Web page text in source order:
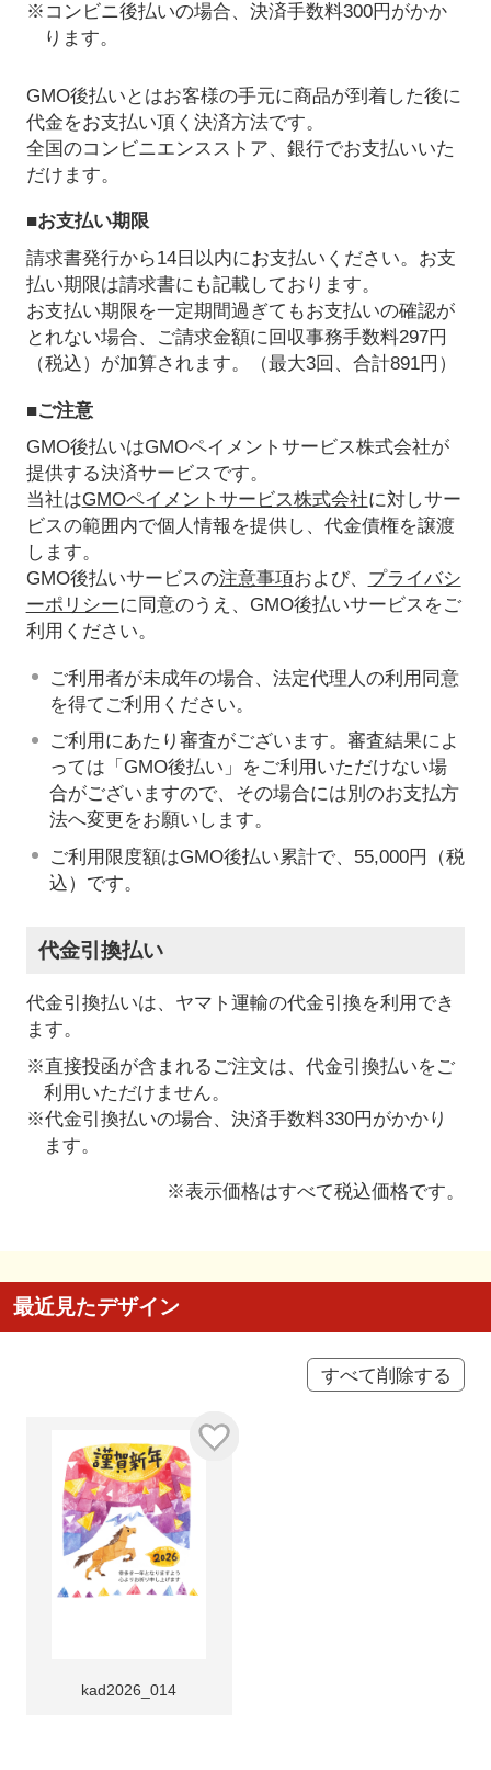
※コンビニ後払いの場合、決済手数料300円がかか
ります。
GMO後払いとはお客様の手元に商品が到着した後に
代金をお支払い頂く決済方法です。
全国のコンビニエンスストア、銀行でお支払いいた
だけます。
■お支払い期限
請求書発行から14日以内にお支払いください。お支
払い期限は請求書にも記載しております。
お支払い期限を一定期間過ぎてもお支払いの確認が
とれない場合、ご請求金額に回収事務手数料297円
（税込）が加算されます。（最大3回、合計891円）
■ご注意
GMO後払いはGMOペイメントサービス株式会社が
提供する決済サービスです。
当社はGMOペイメントサービス株式会社に対しサー
ビスの範囲内で個人情報を提供し、代金債権を譲渡
します。
GMO後払いサービスの注意事項および、 プライバシ
ーポリシーに同意のうえ、GMO後払いサービスをご
利用ください。
ご利用者が未成年の場合、法定代理人の利用同意
を得てご利用ください。
ご利用にあたり審査がございます。審査結果によ
っては「GMO後払い」をご利用いただけない場
合がございますので、その場合には別のお支払方
法へ変更をお願いします。
ご利用限度額はGMO後払い累計で、55,000円（税
込）です。
代金引換払い
代金引換払いは、ヤマト運輸の代金引換を利用でき
ます。
※直接投函が含まれるご注文は、代金引換払いをご
利用いただけません。
※代金引換払いの場合、決済手数料330円がかかり
ます。
※表示価格はすべて税込価格です。
最近見たデザイン
すべて削除する
kad2026_014